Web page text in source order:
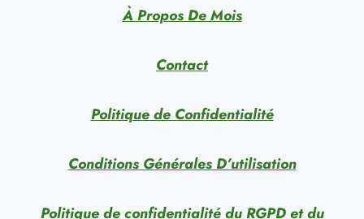
À Propos De Mois
Contact
Politique de Confidentialité
Conditions Générales D’utilisation
Politique de confidentialité du RGPD et du